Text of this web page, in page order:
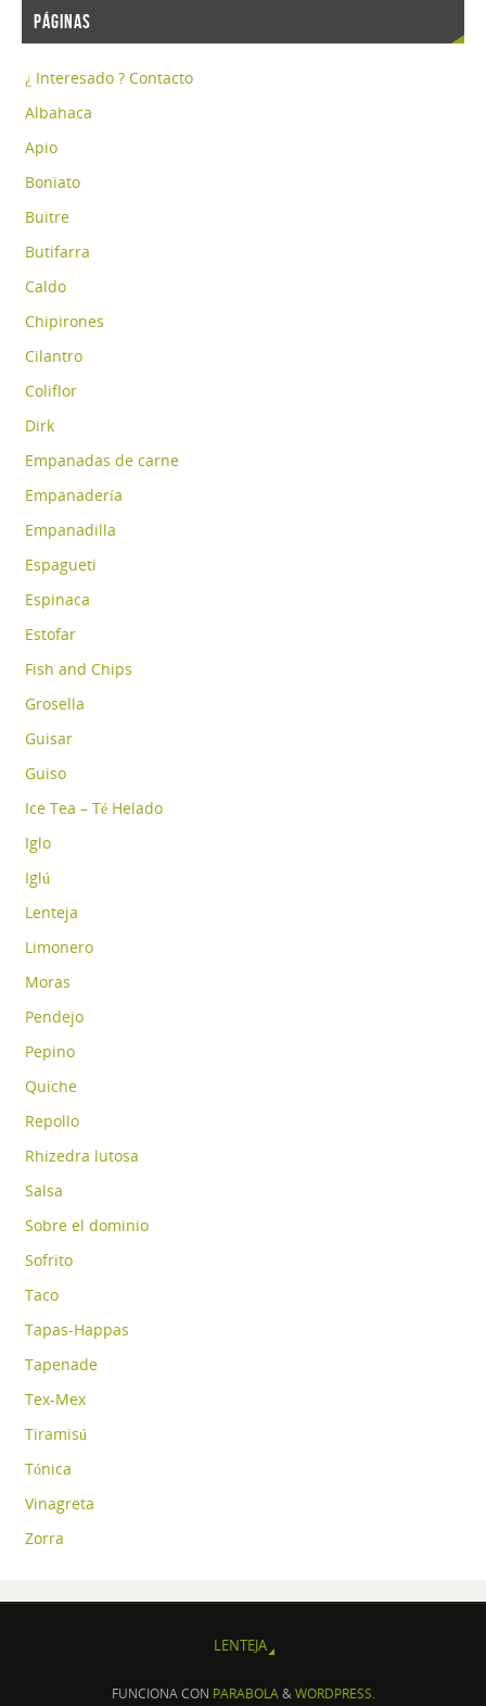
PÁGINAS
¿ Interesado ? Contacto
Albahaca
Apio
Boniato
Buitre
Butifarra
Caldo
Chipirones
Cilantro
Coliflor
Dirk
Empanadas de carne
Empanadería
Empanadilla
Espagueti
Espinaca
Estofar
Fish and Chips
Grosella
Guisar
Guiso
Ice Tea – Té Helado
Iglo
Iglú
Lenteja
Limonero
Moras
Pendejo
Pepino
Quiche
Repollo
Rhizedra lutosa
Salsa
Sobre el dominio
Sofrito
Taco
Tapas-Happas
Tapenade
Tex-Mex
Tiramisú
Tónica
Vinagreta
Zorra
LENTEJA
FUNCIONA CON PARABOLA&WORDPRESS.